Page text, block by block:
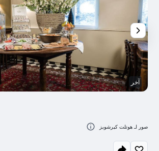
آخر
صور لـ هوتلت كيرشويز